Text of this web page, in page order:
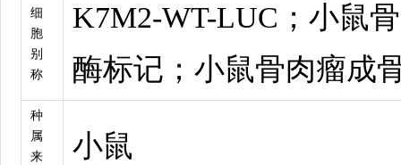
细
胞
别
称
K7M2-WT-LUC；小鼠
酶标记；小鼠骨肉瘤成
种
属
来
小鼠